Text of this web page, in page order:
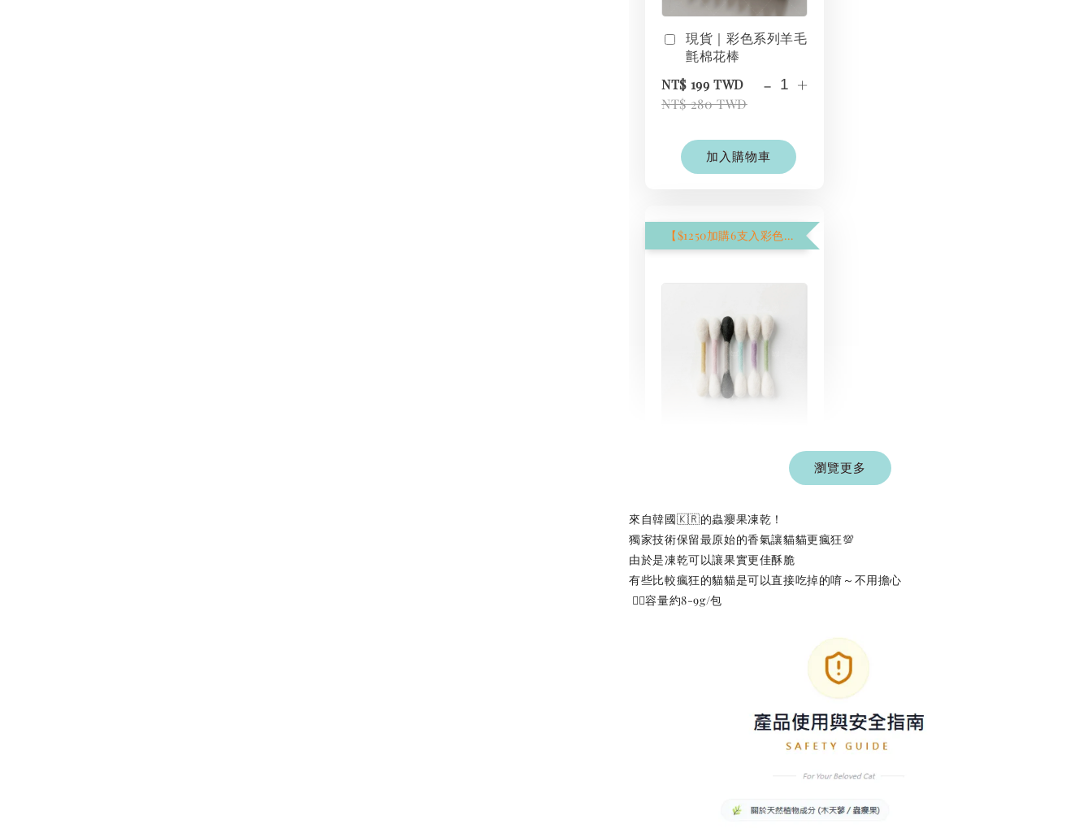
現貨｜彩色系列羊毛
氈棉花棒
NT$ 199 TWD
NT$ 280 TWD
- +
加入購物車
【$1250加購6支入彩色棉花棒】
現貨｜彩色系列羊毛
NT$ 1,500 TWD
加入購物車
瀏覽更多
來自韓國🇰🇷的蟲癭果凍乾！
獨家技術保留最原始的香氣讓貓貓更瘋狂💯
由於是凍乾可以讓果實更佳酥脆
有些比較瘋狂的貓貓是可以直接吃掉的唷～不用擔心
👉🏻容量約8-9g/包